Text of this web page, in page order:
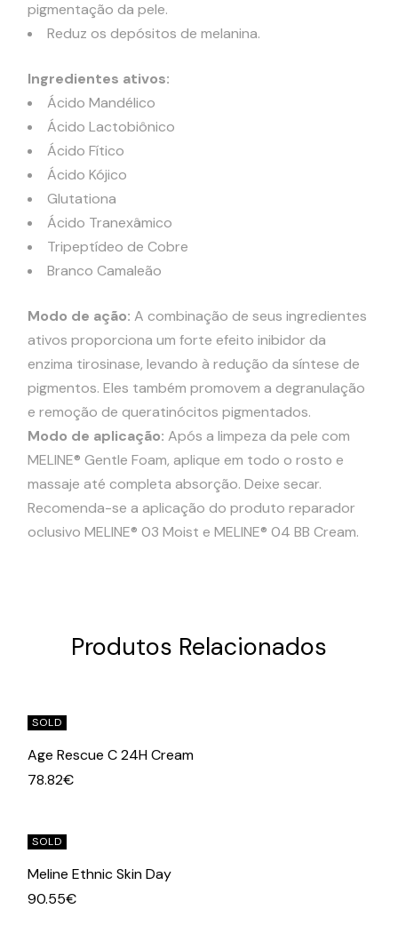
pigmentação da pele.
Reduz os depósitos de melanina.
Ingredientes ativos:
Ácido Mandélico
Ácido Lactobiônico
Ácido Fítico
Ácido Kójico
Glutationa
Ácido Tranexâmico
Tripeptídeo de Cobre
Branco Camaleão
Modo de ação: A combinação de seus ingredientes
ativos proporciona um forte efeito inibidor da
enzima tirosinase, levando à redução da síntese de
pigmentos. Eles também promovem a degranulação
e remoção de queratinócitos pigmentados.
Modo de aplicação: Após a limpeza da pele com
MELINE® Gentle Foam, aplique em todo o rosto e
massaje até completa absorção. Deixe secar.
Recomenda-se a aplicação do produto reparador
oclusivo MELINE® 03 Moist e MELINE® 04 BB Cream.
Produtos Relacionados
SOLD
Age Rescue C 24H Cream
78.82€
SOLD
Meline Ethnic Skin Day
90.55€